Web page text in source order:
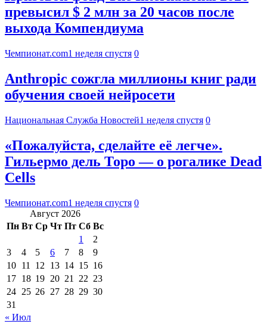
превысил $ 2 млн за 20 часов после
выхода Компендиума
Чемпионат.com1 неделя спустя 0
Anthropic сожгла миллионы книг ради
обучения своей нейросети
Национальная Служба Новостей1 неделя спустя 0
«Пожалуйста, сделайте её легче».
Гильермо дель Торо — о рогалике Dead
Cells
Чемпионат.com1 неделя спустя 0
Август 2026
Пн Вт Ср Чт Пт Сб Вс
1
2
3
4 5 6 7 8
9
10 11 12 13 14 15 16
17 18 19 20 21 22 23
24 25 26 27 28 29 30
31
« Июл